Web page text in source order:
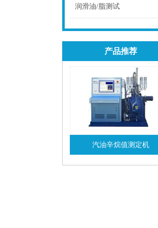
润滑油/脂测试
产品推荐
汽油辛烷值测定机
查看详情